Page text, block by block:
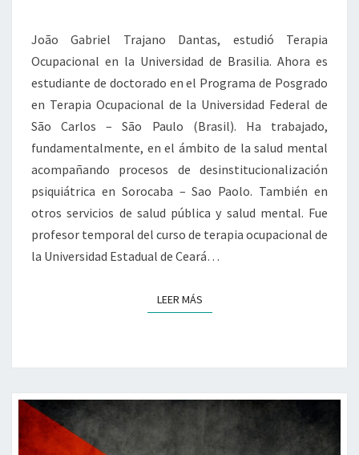
DIVERSIDAD
Y
PLURALIDAD
DE
FORMAS
DE
VIDA»
João Gabriel Trajano Dantas, estudió Terapia
Ocupacional en la Universidad de Brasilia. Ahora es
estudiante de doctorado en el Programa de Posgrado
en Terapia Ocupacional de la Universidad Federal de
São Carlos – São Paulo (Brasil). Ha trabajado,
fundamentalmente, en el ámbito de la salud mental
acompañando procesos de desinstitucionalización
psiquiátrica en Sorocaba – Sao Paolo. También en
otros servicios de salud pública y salud mental. Fue
profesor temporal del curso de terapia ocupacional de
la Universidad Estadual de Ceará…
LEER MÁSLEER MÁS